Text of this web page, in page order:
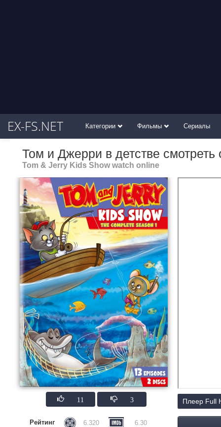
EX-FS.NET Категории Фильмы Сериалы
Том и Джерри в детстве смотреть
Tom & Jerry Kids Show watch online
11 3
Рейтинг 6.320 6.30
Плеер Full